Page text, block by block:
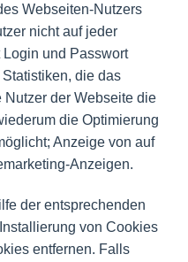
Webseiten-Nutzers
nicht auf jeder
und Passwort
die das
der Webseite die
die Optimierung
Anzeige von auf
Anzeigen.
der entsprechenden
von Cookies
entfernen. Falls